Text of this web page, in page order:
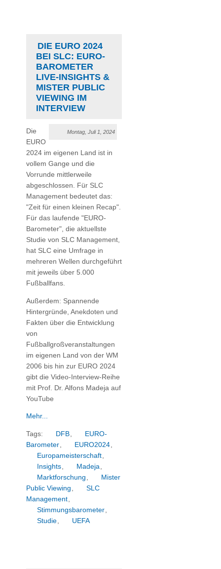
DIE EURO 2024
BEI SLC: EURO-
BAROMETER
LIVE-INSIGHTS &
MISTER PUBLIC
VIEWING IM
INTERVIEW
Montag, Juli 1, 2024
Die
EURO
2024 im eigenen Land ist in
vollem Gange und die
Vorrunde mittlerweile
abgeschlossen. Für SLC
Management bedeutet das:
"Zeit für einen kleinen Recap".
Für das laufende "EURO-
Barometer", die aktuellste
Studie von SLC Management,
hat SLC eine Umfrage in
mehreren Wellen durchgeführt
mit jeweils über 5.000
Fußballfans.
Außerdem: Spannende
Hintergründe, Anekdoten und
Fakten über die Entwicklung
von
Fußballgroßveranstaltungen
im eigenen Land von der WM
2006 bis hin zur EURO 2024
gibt die Video-Interview-Reihe
mit Prof. Dr. Alfons Madeja auf
YouTube
Mehr...
Tags: DFB,
EURO-
Barometer, EURO2024,
Europameisterschaft,
Insights, Madeja,
Marktforschung ,
Mister
Public Viewing ,
SLC
Management,
Stimmungsbarometer,
Studie, UEFA